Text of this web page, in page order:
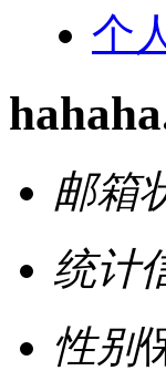
个
邮箱
统计
性别